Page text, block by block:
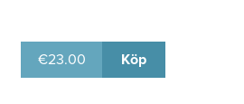
€23.00 Köp